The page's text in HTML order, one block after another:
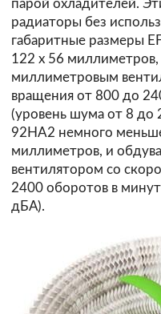
парой охладителей.
радиаторы без
габаритные размеры
122 х 56
миллиметровым
вращения от 800 до
(уровень шума от 8 до
92HA2 немного
миллиметров, и
вентилятором со
2400 оборотов в
дБА).